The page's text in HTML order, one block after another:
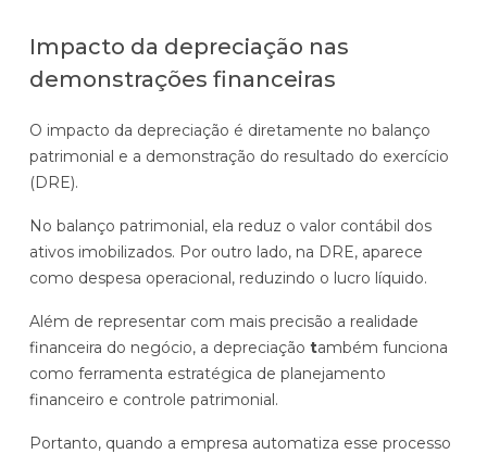
Impacto da depreciação nas
demonstrações financeiras
O impacto da depreciação é diretamente no balanço
patrimonial e a demonstração do resultado do exercício
(DRE).
No balanço patrimonial, ela reduz o valor contábil dos
ativos imobilizados. Por outro lado, na DRE, aparece
como despesa operacional, reduzindo o lucro líquido.
Além de representar com mais precisão a realidade
financeira do negócio, a depreciação também funciona
como ferramenta estratégica de planejamento
financeiro e controle patrimonial.
Portanto, quando a empresa automatiza esse processo